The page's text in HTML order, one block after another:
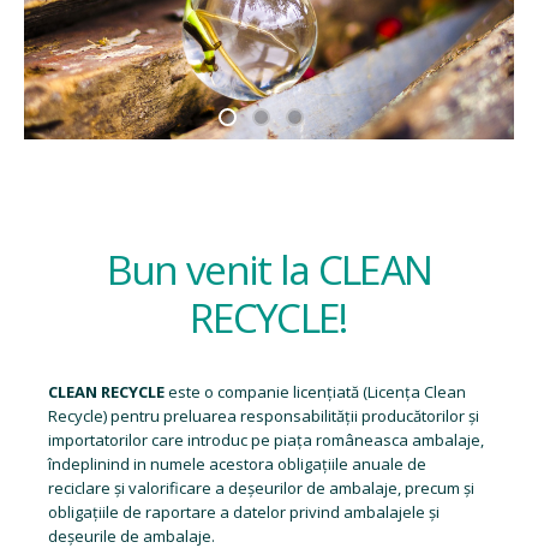
Bun venit la CLEAN
RECYCLE!
CLEAN RECYCLEeste o companie licențiată (Licența Clean
Recycle) pentru preluarea responsabilității producătorilor și
importatorilor care introduc pe piața româneasca ambalaje,
îndeplinind in numele acestora obligațiile anuale de
reciclare și valorificare a deșeurilor de ambalaje, precum și
obligațiile de raportare a datelor privind ambalajele și
deșeurile de ambalaje.